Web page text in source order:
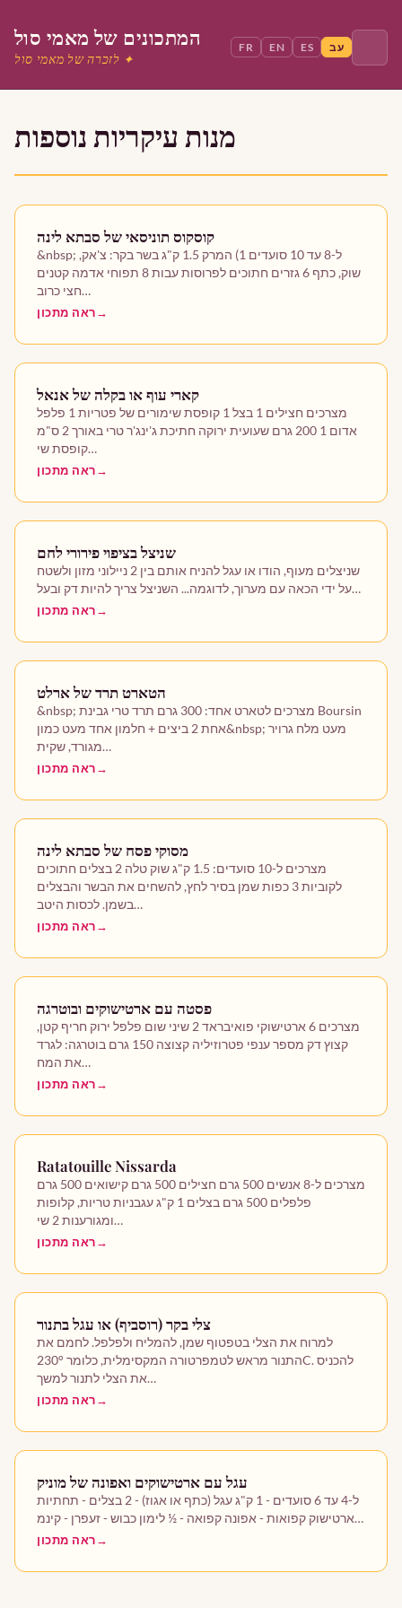
המתכונים של מאמי סול
לזכרה של מאמי סול ✦
FR EN ES עב
מאמי סול
מנות ראשונות
קינוחים
מתכונים נוספים
קינוחים
מנות עיקריות נוספות
קוסקוס תוניסאי של סבתא לינה
&nbsp; ל-8 עד 10 סועדים 1) המרק 1.5 ק"ג בשר בקר: צ'אק,
שוק, כתף 6 גזרים חתוכים לפרוסות עבות 8 תפוחי אדמה קטנים
חצי כרוב…
ראה מתכון
קארי עוף או בקלה של אנאל
מצרכים חצילים 1 בצל 1 קופסת שימורים של פטריות 1 פלפל
אדום 1 200 גרם שעועית ירוקה חתיכת ג'ינג'ר טרי באורך 2 ס"מ
קופסת שי…
ראה מתכון
שניצל בציפוי פירורי לחם
שניצלים מעוף, הודו או עגל להניח אותם בין 2 ניילוני מזון ולשטח
על ידי הכאה עם מערוך, לדוגמה... השניצל צריך להיות דק ובעל…
ראה מתכון
הטארט תרד של ארלט
&nbsp; מצרכים לטארט אחד: 300 גרם תרד טרי גבינת Boursin
אחת 2 ביצים + חלמון אחד מעט כמון&nbsp; מעט מלח גרויר
מגורד, שקית…
ראה מתכון
מסוקי פסח של סבתא לינה
מצרכים ל-10 סועדים: 1.5 ק"ג שוק טלה 2 בצלים חתוכים
לקוביות 3 כפות שמן בסיר לחץ, להשחים את הבשר והבצלים
בשמן. לכסות היטב…
ראה מתכון
פסטה עם ארטישוקים ובוטרגה
מצרכים 6 ארטישוקי פואיבראד 2 שיני שום פלפל ירוק חריף קטן,
קצוץ דק מספר ענפי פטרוזיליה קצוצה 150 גרם בוטרגה: לגרד
את המח…
ראה מתכון
Ratatouille Nissarda
מצרכים ל-8 אנשים 500 גרם חצילים 500 גרם קישואים 500 גרם
פלפלים 500 גרם בצלים 1 ק"ג עגבניות טריות, קלופות
ומגורענות 2 שי…
ראה מתכון
צלי בקר (רוסביף) או עגל בתנור
למרוח את הצלי בטפטוף שמן, להמליח ולפלפל. לחמם את
התנור מראש לטמפרטורה המקסימלית, כלומר 230°C. להכניס
את הצלי לתנור למשך…
ראה מתכון
עגל עם ארטישוקים ואפונה של מוניק
ל-4 עד 6 סועדים - 1 ק"ג עגל (כתף או אגוז) - 2 בצלים - תחתיות
ארטישוק קפואות - אפונה קפואה - ½ לימון כבוש - זעפרן - קינמ…
ראה מתכון